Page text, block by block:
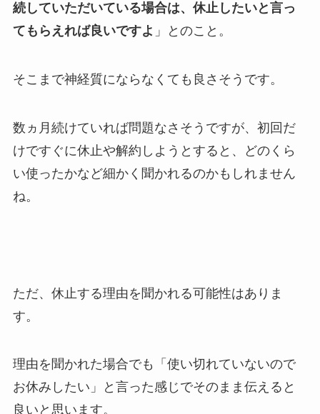
続していただいている場合は、休止したいと言っ
てもらえれば良いですよ 」とのこと。
そこまで神経質にならなくても良さそうです。
数ヵ月続けていれば問題なさそうですが、初回だ
けですぐに休止や解約しようとすると、どのくら
い使ったかなど細かく聞かれるのかもしれません
ね。
ただ、休止する理由を聞かれる可能性はありま
す。
理由を聞かれた場合でも「使い切れていないので
お休みしたい」と言った感じでそのまま伝えると
良いと思います。